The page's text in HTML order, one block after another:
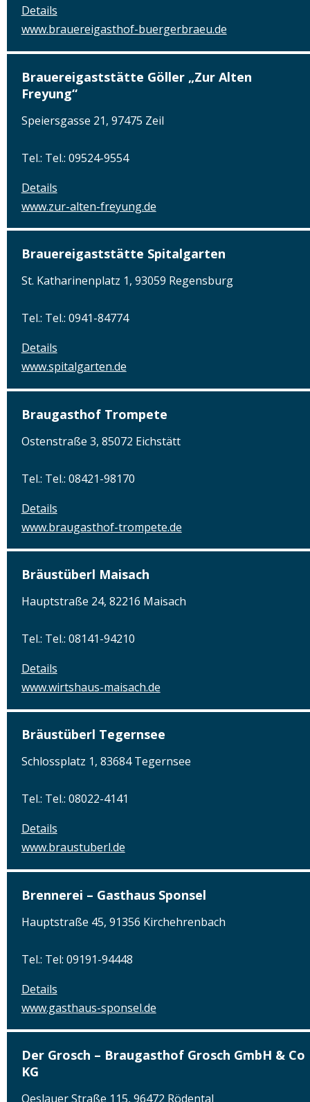
Details
www.brauereigasthof-buergerbraeu.de
Brauereigaststätte Göller „Zur Alten
Freyung“
Speiersgasse 21, 97475 Zeil
Tel.: Tel.: 09524-9554
Details
www.zur-alten-freyung.de
Brauereigaststätte Spitalgarten
St. Katharinenplatz 1, 93059 Regensburg
Tel.: Tel.: 0941-84774
Details
www.spitalgarten.de
Braugasthof Trompete
Ostenstraße 3, 85072 Eichstätt
Tel.: Tel.: 08421-98170
Details
www.braugasthof-trompete.de
Bräustüberl Maisach
Hauptstraße 24, 82216 Maisach
Tel.: Tel.: 08141-94210
Details
www.wirtshaus-maisach.de
Bräustüberl Tegernsee
Schlossplatz 1, 83684 Tegernsee
Tel.: Tel.: 08022-4141
Details
www.braustuberl.de
Brennerei – Gasthaus Sponsel
Hauptstraße 45, 91356 Kirchehrenbach
Tel.: Tel: 09191-94448
Details
www.gasthaus-sponsel.de
Der Grosch – Braugasthof Grosch GmbH & Co
KG
Oeslauer Straße 115, 96472 Rödental